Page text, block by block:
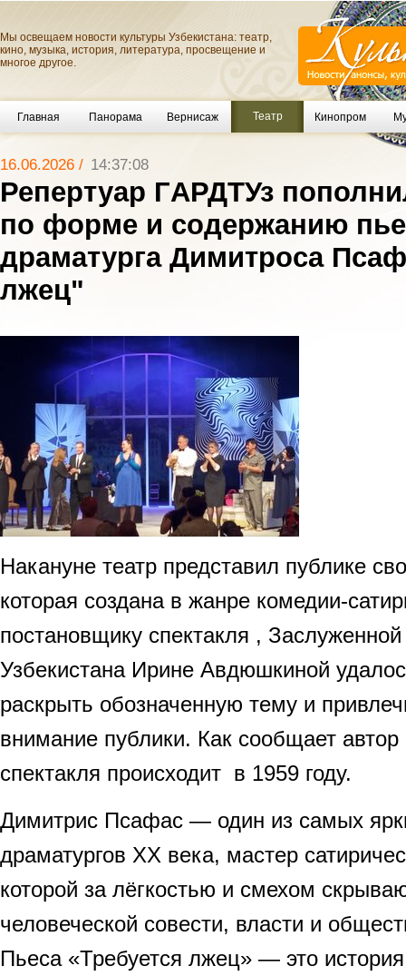
Мы освещаем новости культуры Узбекистана: театр,
кино, музыка, история, литература, просвещение и
многое другое.
Главная Панорама Вернисаж Театр Кинопром
16.06.2026 / 14:37:08
Репертуар ГAРДТУз
по форме и содержанию
драматурга Димитроса
лжец"
Накануне театр представил публике
которая создана в жанре комедии-
постановщику спектакля , Заслуженной
Узбекистана Ирине Авдюшкиной
раскрыть обозначенную тему и
внимание публики. Как сообщает
спектакля происходит в 1959 году.
Димитрис Псафас — один из самых
драматургов XX века, мастер
которой за лёгкостью и смехом
человеческой совести, власти и
Пьеса «Требуется лжец» — это